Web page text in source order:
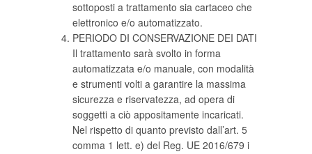
sottoposti a trattamento sia cartaceo che
elettronico e/o automatizzato.
PERIODO DI CONSERVAZIONE DEI DATI
Il trattamento sarà svolto in forma
automatizzata e/o manuale, con modalità
e strumenti volti a garantire la massima
sicurezza e riservatezza, ad opera di
soggetti a ciò appositamente incaricati.
Nel rispetto di quanto previsto dall’art. 5
comma 1 lett. e) del Reg. UE 2016/679 i